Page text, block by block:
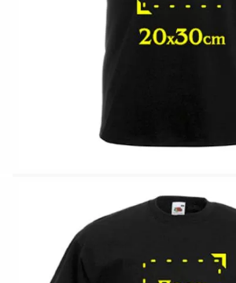
M / 53.5 / 72см
L / 56 / 74.5см
XL / 61 / 77см
* Ширината е измерена на 1см
** Височината е измерена от най-
Тениска ДАМСКА Размери /
XS / 41.5 / 62см
S / 44 / 63см